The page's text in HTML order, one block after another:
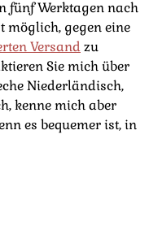
fünf Werktagen nach
möglich, gegen eine
Versandzu
Sie mich über
Niederländisch,
kenne mich aber
es bequemer ist, in